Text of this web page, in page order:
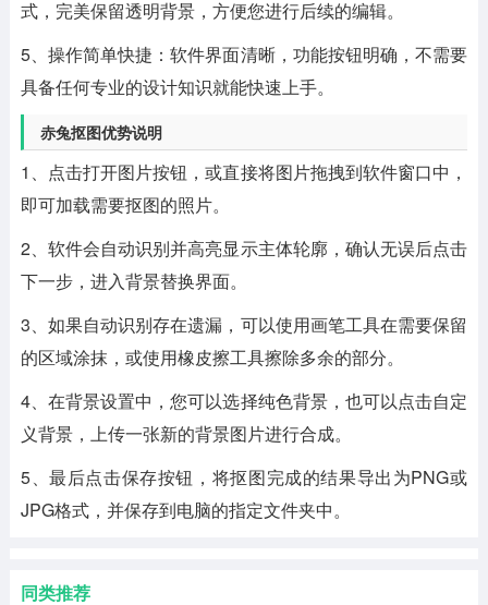
式，完美保留透明背景，方便您进行后续的编辑。
5、操作简单快捷：软件界面清晰，功能按钮明确，不需要
具备任何专业的设计知识就能快速上手。
赤兔抠图优势说明
1、点击打开图片按钮，或直接将图片拖拽到软件窗口中，
即可加载需要抠图的照片。
2、软件会自动识别并高亮显示主体轮廓，确认无误后点击
下一步，进入背景替换界面。
3、如果自动识别存在遗漏，可以使用画笔工具在需要保留
的区域涂抹，或使用橡皮擦工具擦除多余的部分。
4、在背景设置中，您可以选择纯色背景，也可以点击自定
义背景，上传一张新的背景图片进行合成。
5、最后点击保存按钮，将抠图完成的结果导出为PNG或
JPG格式，并保存到电脑的指定文件夹中。
同类推荐